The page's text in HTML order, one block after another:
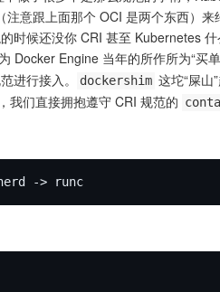
注意跟上面那个 OCI 是两个东西）
时候还没你 CRI 甚至 Kubernetes
Docker Engine 当年的所作所为“买
进行接入。
dockershim 这坨“屎山
我们直接拥抱遵守 CRI 规范的